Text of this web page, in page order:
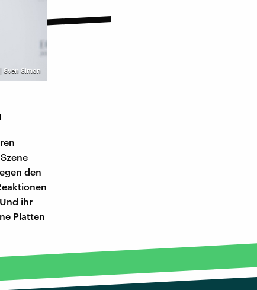
Sven Simon
den
ihr
Platten